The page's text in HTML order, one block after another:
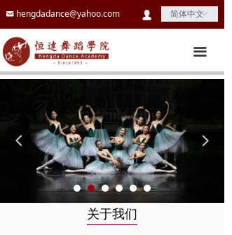
ꀅ
简体中文
낂 hengdadance@yahoo.com 넙
끀
关于我们
넳 넲